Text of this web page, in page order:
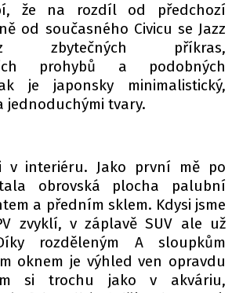
že na rozdíl od předchozí
od současného Civicu se Jazz
zbytečných příkras,
prohybů a podobných
je japonsky minimalistický,
jednoduchými tvary.
v interiéru. Jako první mě po
obrovská plocha palubní
a předním sklem. Kdysi jsme
zvyklí, v záplavě SUV ale už
rozděleným A sloupkům
oknem je výhled ven opravdu
si trochu jako v akváriu,